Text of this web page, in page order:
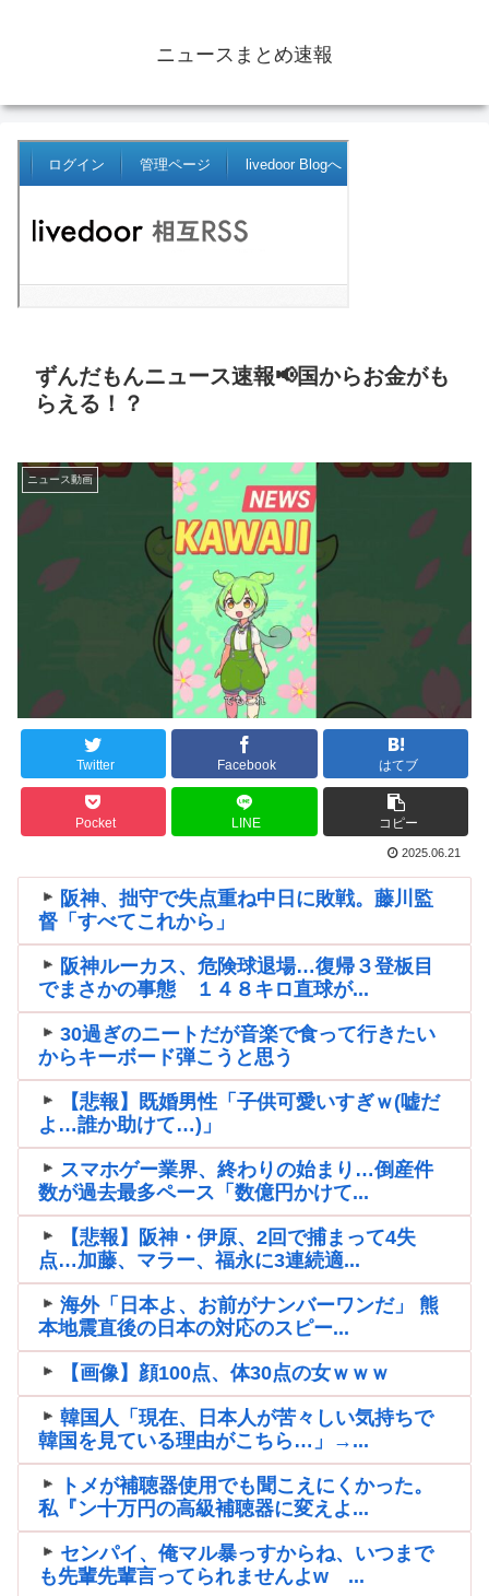
ニュースまとめ速報
ずんだもんニュース速報📢国からお金がも
らえる！？
ニュース動画
Twitter Facebook はてブ
Pocket LINE コピー
2025.06.21
阪神、拙守で失点重ね中日に敗戦。藤川監
督「すべてこれから」
阪神ルーカス、危険球退場…復帰３登板目
でまさかの事態 １４８キロ直球が...
30過ぎのニートだが音楽で食って行きたい
からキーボード弾こうと思う
【悲報】既婚男性「子供可愛いすぎｗ(嘘だ
よ…誰か助けて…)」
スマホゲー業界、終わりの始まり…倒産件
数が過去最多ペース「数億円かけて...
【悲報】阪神・伊原、2回で捕まって4失
点…加藤、マラー、福永に3連続適...
海外「日本よ、お前がナンバーワンだ」 熊
本地震直後の日本の対応のスピー...
【画像】顔100点、体30点の女ｗｗｗ
韓国人「現在、日本人が苦々しい気持ちで
韓国を見ている理由がこちら…」→...
トメが補聴器使用でも聞こえにくかった。
私『ン十万円の高級補聴器に変えよ...
センパイ、俺マル暴っすからね、いつまで
も先輩先輩言ってられませんよw ...